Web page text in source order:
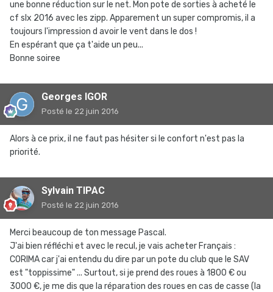
une bonne réduction sur le net. Mon pote de sorties à acheté le
cf slx 2016 avec les zipp. Apparement un super compromis, il a
toujours l'impression d avoir le vent dans le dos !
En espérant que ça t'aide un peu...
Bonne soiree
Georges IGOR
Posté le 22 juin 2016
Alors à ce prix, il ne faut pas hésiter si le confort n'est pas la
priorité.
Sylvain TIPAC
Posté le 22 juin 2016
Merci beaucoup de ton message Pascal.
J'ai bien réfléchi et avec le recul, je vais acheter Français :
CORIMA car j'ai entendu du dire par un pote du club que le SAV
est "toppissime" ... Surtout, si je prend des roues à 1800 € ou
3000 €, je me dis que la réparation des roues en cas de casse (la